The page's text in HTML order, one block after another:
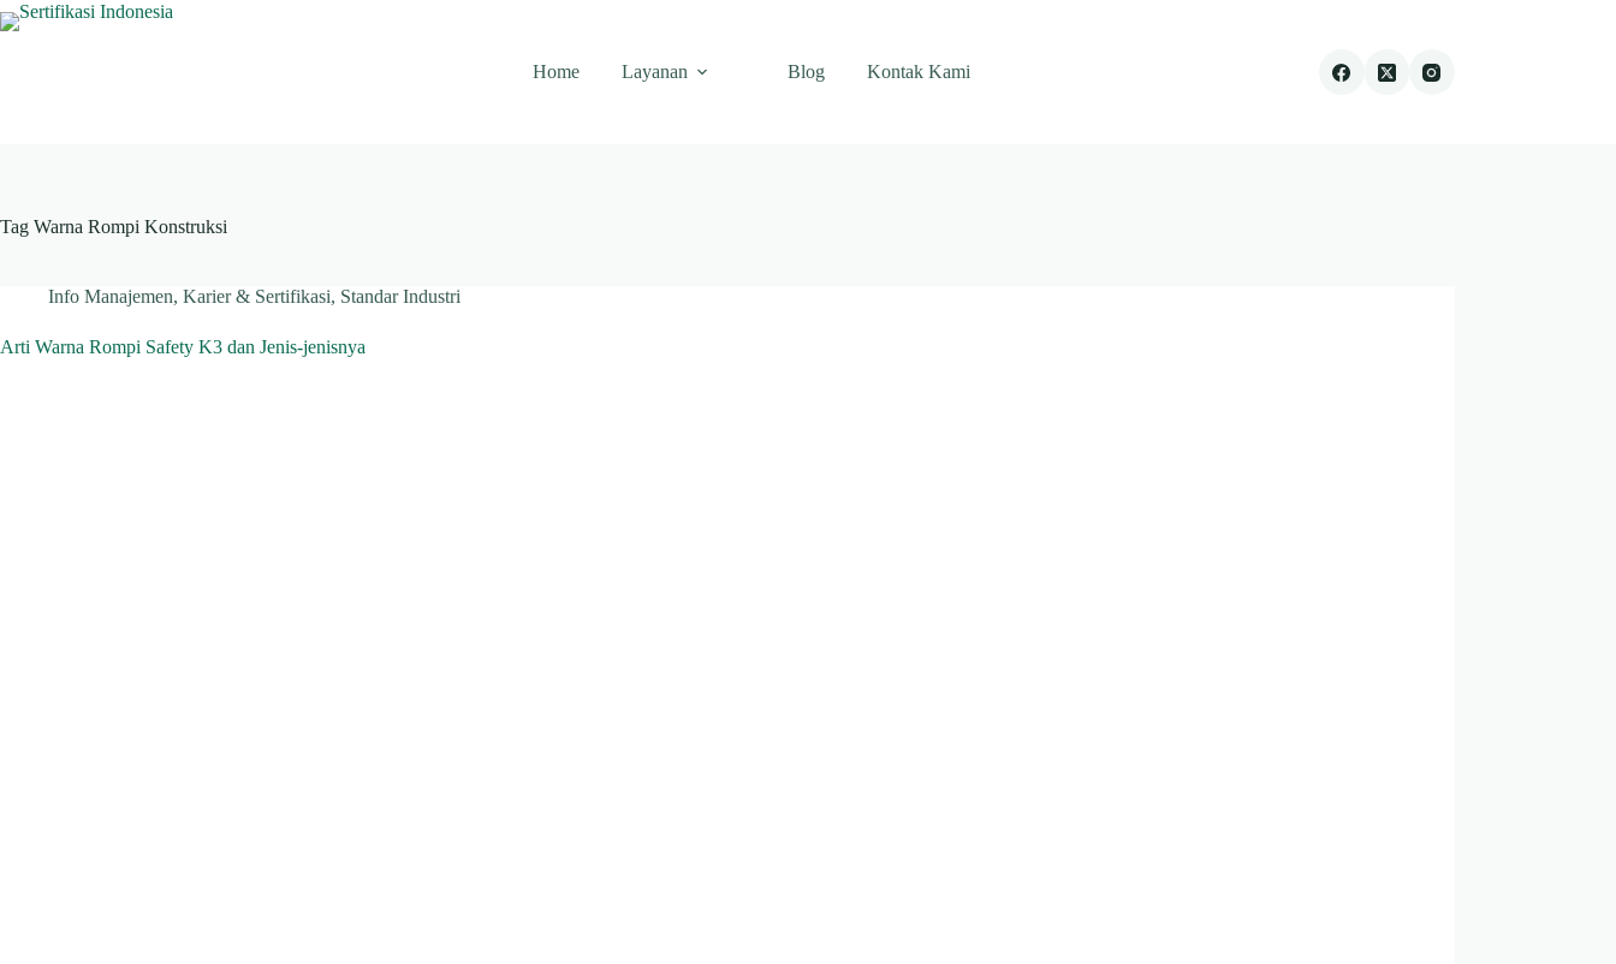
Skip
to
Home
Layanan Blog Kontak Kami
Tag Warna Rompi Konstruksi
Info Manajemen, Karier & Sertifikasi, Standar Industri
Arti Warna Rompi Safety K3 dan Jenis-jenisnya